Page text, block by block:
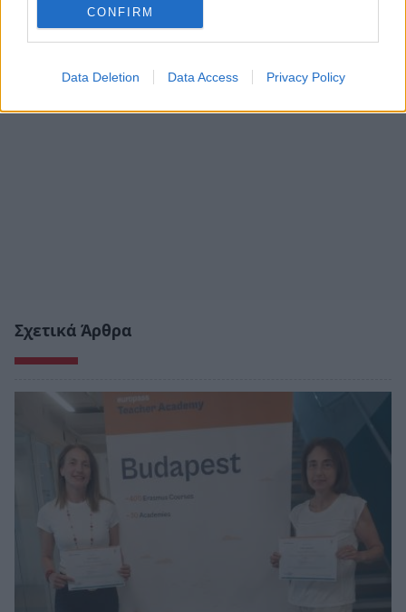
CONFIRM
Data Deletion Data Access Privacy Policy
Σχετικά Άρθρα